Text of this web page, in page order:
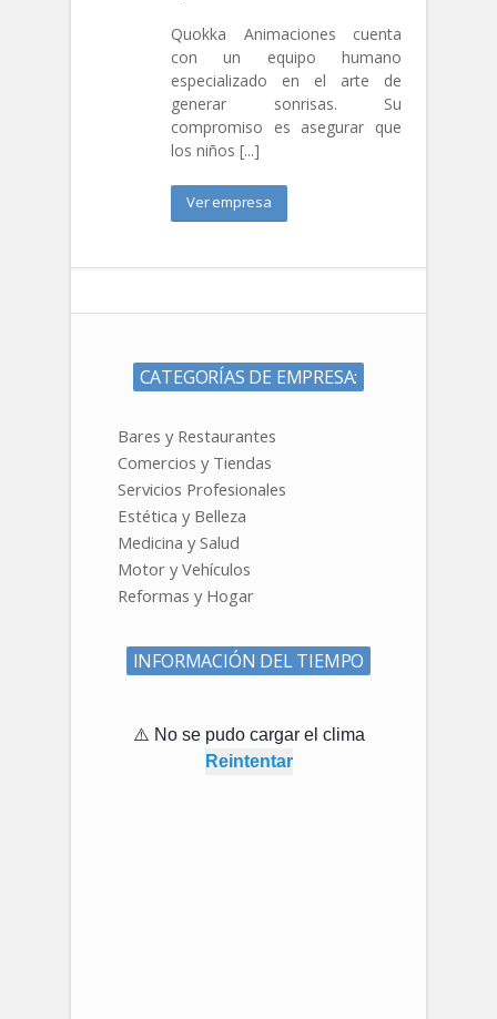
Quokka Animaciones cuenta
con un equipo humano
especializado en el arte de
generar sonrisas. Su
compromiso es asegurar que
los niños [...]
Ver empresa
CATEGORÍAS DE EMPRESA:
Bares y Restaurantes
Comercios y Tiendas
Servicios Profesionales
Estética y Belleza
Medicina y Salud
Motor y Vehículos
Reformas y Hogar
INFORMACIÓN DEL TIEMPO